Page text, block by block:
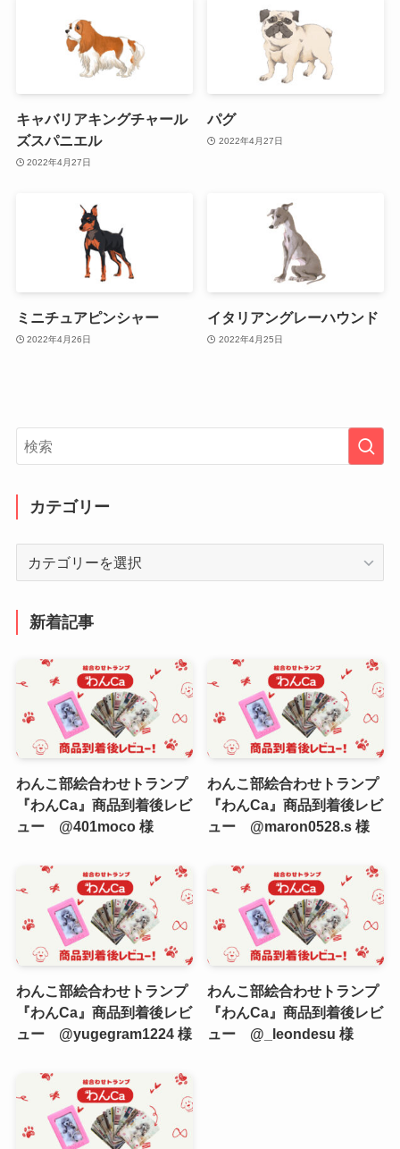
キャバリアキングチャール
ズスパニエル
2022年4月27日
パグ
2022年4月27日
ミニチュアピンシャー
2022年4月26日
イタリアングレーハウンド
2022年4月25日
カテゴリー
新着記事
わんこ部絵合わせトランプ
『わんCa』商品到着後レビ
ュー @401moco 様
わんこ部絵合わせトランプ
『わんCa』商品到着後レビ
ュー @maron0528.s 様
わんこ部絵合わせトランプ
『わんCa』商品到着後レビ
ュー @yugegram1224 様
わんこ部絵合わせトランプ
『わんCa』商品到着後レビ
ュー @_leondesu 様